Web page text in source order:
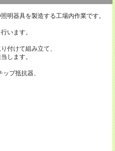
明器具を製造する工場内作業です。
います。
付けて組み立て、
します。
プ抵抗器、